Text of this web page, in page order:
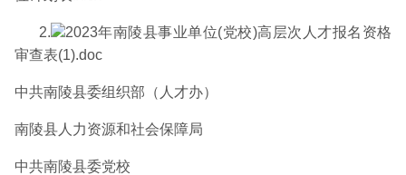
2.
2023年南陵县事业单位(党校)高层次人才报名资格
审查表(1).doc
中共南陵县委组织部（人才办）
南陵县人力资源和社会保障局
中共南陵县委党校